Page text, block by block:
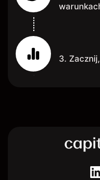
3.